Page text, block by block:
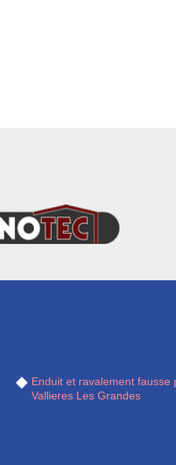
Enduit et ravalement fausse
Vallieres Les Grandes